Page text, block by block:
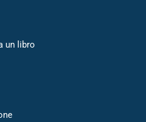
un libro